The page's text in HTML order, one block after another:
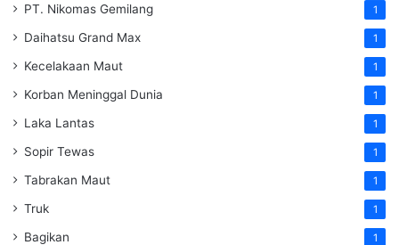
PT. Nikomas Gemilang 1
Daihatsu Grand Max 1
Kecelakaan Maut 1
Korban Meninggal Dunia 1
Laka Lantas 1
Sopir Tewas 1
Tabrakan Maut 1
Truk 1
Bagikan 1